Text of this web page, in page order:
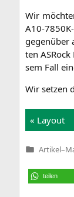
Wir
A10-
gegen­über
ten ASRock
sem Fall
Wir set­zen
« Lay­out
Veröffentlicht
Artikel–
teilen